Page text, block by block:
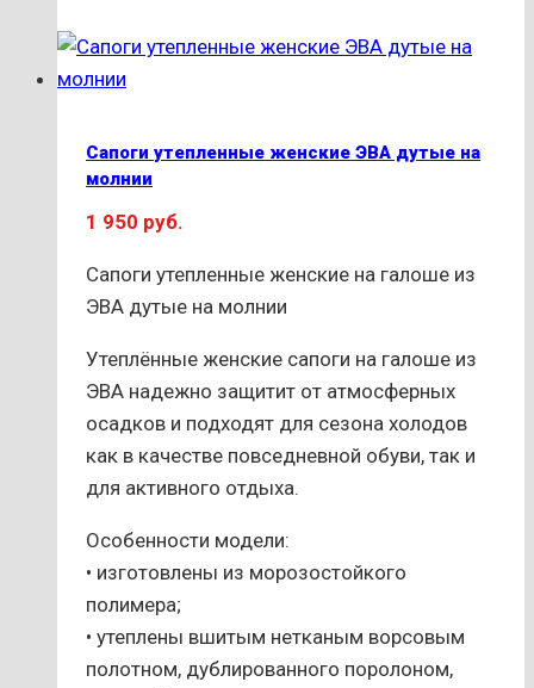
имеет
можно
Сапоги утепленные женские ЭВА дутые на
молнии
1 950 руб.
Сапоги утепленные женские на галоше из
ЭВА дутые на молнии
Утеплённые женские сапоги на галоше из
ЭВА надежно защитит от атмосферных
осадков и подходят для сезона холодов
как в качестве повседневной обуви, так и
для активного отдыха.
Особенности модели:
• изготовлены из морозостойкого
полимера;
• утеплены вшитым нетканым ворсовым
полотном, дублированного поролоном,